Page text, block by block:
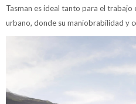
Tasman es ideal tanto para el trabajo
urbano, donde su maniobrabilidad y